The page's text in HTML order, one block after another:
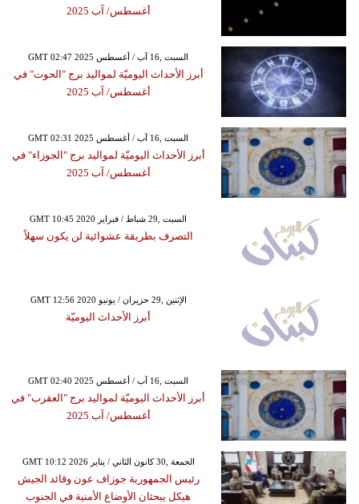
أغسطس/ آب 2025
GMT 02:47 2025 السبت ,16 آب / أغسطس
أبرز الأحداث اليوميّة لمواليد برج "الحوت" في
أغسطس/ آب 2025
GMT 02:31 2025 السبت ,16 آب / أغسطس
أبرز الأحداث اليوميّة لمواليد برج "الجوزاء" في
أغسطس/ آب 2025
GMT 10:45 2020 السبت ,29 شباط / فبراير
التصرف بطريقة عشوائية لن يكون سهلاً
GMT 12:56 2020 الإثنين ,29 حزيران / يونيو
أبرز الأحداث اليوميّة
GMT 02:40 2025 السبت ,16 آب / أغسطس
أبرز الأحداث اليوميّة لمواليد برج "العقرب" في
أغسطس/ آب 2025
GMT 10:12 2026 الجمعة ,30 كانون الثاني / يناير
رئيس الجمهورية جوزاف عون وقائد الجيش
هيكل يبحثان الأوضاع الأمنية في الجنوب